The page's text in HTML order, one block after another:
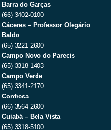
Barra do Garças
(66) 3402-0100
Cáceres – Professor Olegário
Baldo
(65) 3221-2600
Campo Novo do Parecis
(65) 3318-1403
Campo Verde
(65) 3341-2170
Confresa
(66) 3564-2600
Cuiabá – Bela Vista
(65) 3318-5100